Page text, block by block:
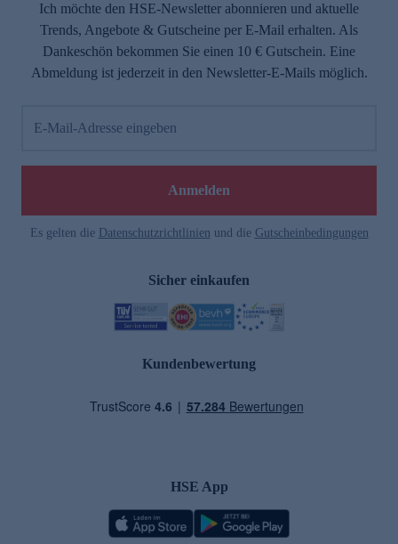
Ich möchte den HSE-Newsletter abonnieren und aktuelle
Trends, Angebote & Gutscheine per E-Mail erhalten. Als
Dankeschön bekommen Sie einen 10 € Gutschein. Eine
Abmeldung ist jederzeit in den Newsletter-E-Mails möglich.
E-Mail-Adresse eingeben
Anmelden
Es gelten die Datenschutzrichtlinien und die Gutscheinbedingungen
Sicher einkaufen
Kundenbewertung
HSE App